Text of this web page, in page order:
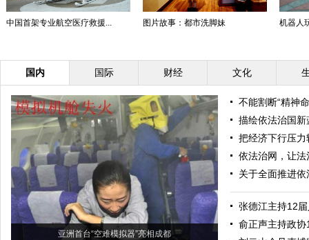
中国首架专业航空医疗救援... 图片故事：都市洗脚妹 机器人
国内 国际 财经 文化
亚洲首台“空难模拟器”亮相成都
不能割断“精神
描绘依法治国新
把经济下行压
依法治网，让
关于全面推进
张德江主持12
俞正声主持政